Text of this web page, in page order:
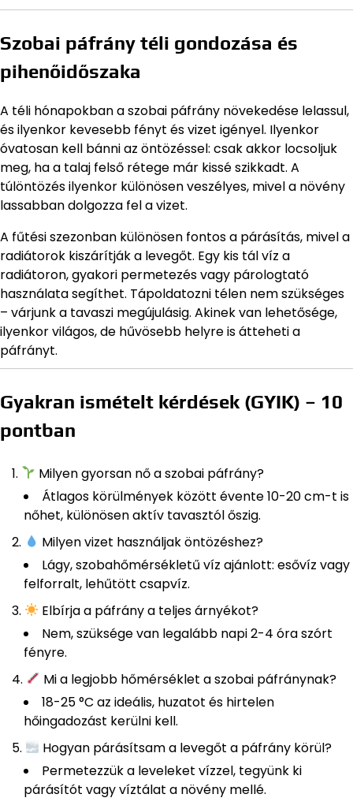
Szobai páfrány téli gondozása és
pihenőidőszaka
A téli hónapokban a szobai páfrány növekedése lelassul,
és ilyenkor kevesebb fényt és vizet igényel. Ilyenkor
óvatosan kell bánni az öntözéssel: csak akkor locsoljuk
meg, ha a talaj felső rétege már kissé szikkadt. A
túlöntözés ilyenkor különösen veszélyes, mivel a növény
lassabban dolgozza fel a vizet.
A fűtési szezonban különösen fontos a párásítás, mivel a
radiátorok kiszárítják a levegőt. Egy kis tál víz a
radiátoron, gyakori permetezés vagy párologtató
használata segíthet. Tápoldatozni télen nem szükséges
– várjunk a tavaszi megújulásig. Akinek van lehetősége,
ilyenkor világos, de hűvösebb helyre is átteheti a
páfrányt.
Gyakran ismételt kérdések (GYIK) – 10
pontban
Milyen gyorsan nő a szobai páfrány?
Átlagos körülmények között évente 10-20 cm-t is
nőhet, különösen aktív tavasztól őszig.
Milyen vizet használjak öntözéshez?
Lágy, szobahőmérsékletű víz ajánlott: esővíz vagy
felforralt, lehűtött csapvíz.
Elbírja a páfrány a teljes árnyékot?
Nem, szüksége van legalább napi 2-4 óra szórt
fényre.
Mi a legjobb hőmérséklet a szobai páfránynak?
18-25 °C az ideális, huzatot és hirtelen
hőingadozást kerülni kell.
Hogyan párásítsam a levegőt a páfrány körül?
Permetezzük a leveleket vízzel, tegyünk ki
párásítót vagy víztálat a növény mellé.